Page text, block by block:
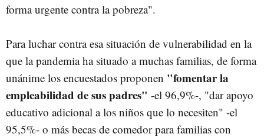
forma urgente contra la pobreza".
Para luchar contra esa situación de vulnerabilidad en la
que la pandemia ha situado a muchas familias, de forma
unánime los encuestados proponen "fomentar la
empleabilidad de sus padres" -el 96,9%-, "dar apoyo
educativo adicional a los niños que lo necesiten" -el
95,5%- o más becas de comedor para familias con